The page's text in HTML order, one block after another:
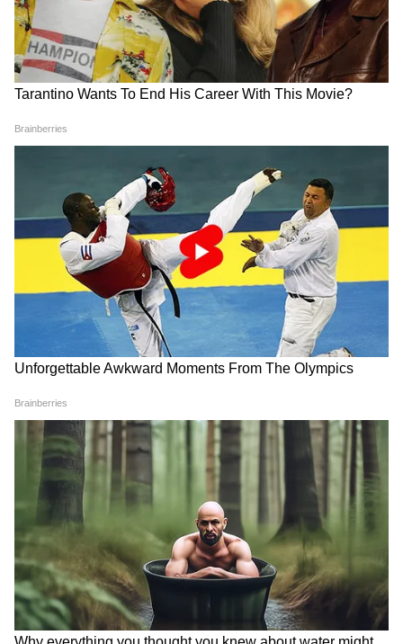
Alliance: मिनी माथुर बनीं
गोनी को हराकर जीते इतने लाख
रुपए
83 की उम्र 24 घंटे काम, एक 'डर'
Amanda Frances ने 'The Real
Housewives of Beverly Hills'
शो छोड़ा, बताई वजह
सनी देओल के फैन्स को झटका,
पोस्टपोन हुई यह एक्शन थ्रिलर, 'जाट
2' पर भी आया अपडेट!
Modi in IIT Delhi: PM ने सुनाई जिंदगी की
प्रेक्टिकल बातें, तालियों से गूंज उठा हॉल
Modi in IIT Delhi: '1 लाख करोड़..अंग्रेजी में
बोलूं', देश के युवाओं को Modi ने दिया बहुत बड़ा
टास्क